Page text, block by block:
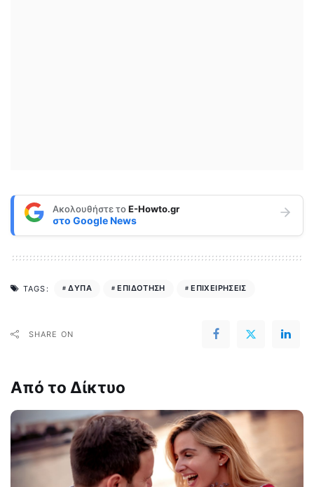
Ακολουθήστε τοE-Howto.gr
στο Google News
TAGS: ΔΥΠΑ ΕΠΙΔΟΤΗΣΗ ΕΠΙΧΕΙΡΗΣΕΙΣ
SHARE ON
Από το Δίκτυο